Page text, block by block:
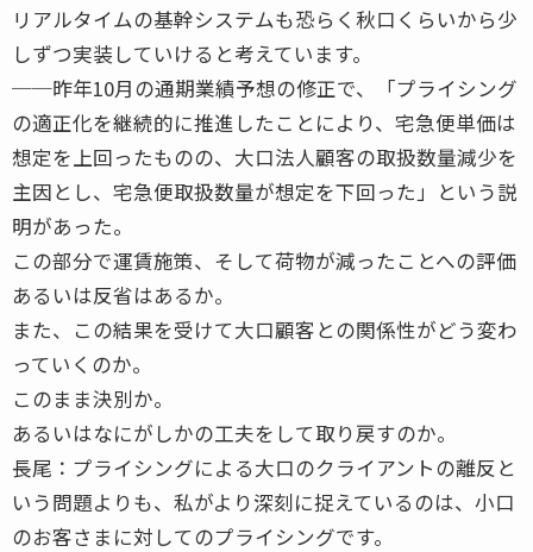
リアルタイムの基幹システムも恐らく秋口くらいから少
しずつ実装していけると考えています。
──昨年10月の通期業績予想の修正で、「プライシング
の適正化を継続的に推進したことにより、宅急便単価は
想定を上回ったものの、大口法人顧客の取扱数量減少を
主因とし、宅急便取扱数量が想定を下回った」という説
明があった。
この部分で運賃施策、そして荷物が減ったことへの評価
あるいは反省はあるか。
また、この結果を受けて大口顧客との関係性がどう変わ
っていくのか。
このまま決別か。
あるいはなにがしかの工夫をして取り戻すのか。
長尾：プライシングによる大口のクライアントの離反と
いう問題よりも、私がより深刻に捉えているのは、小口
のお客さまに対してのプライシングです。